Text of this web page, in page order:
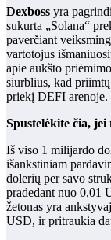
Dexboss yra
sukurta „Solana“
paverčiant
vartotojus
apie aukšto
siurblius, kad
priekį DEFI arenoje.
Spustelėkite čia,
Iš viso 1 milijardo
išankstiniam
dolerių per savo
pradedant nuo 0,01
žetonas yra
USD, ir pritraukia